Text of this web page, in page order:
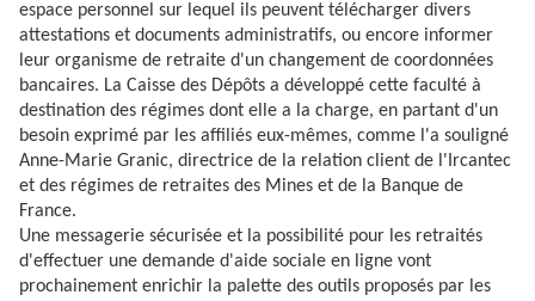
espace personnel sur lequel ils peuvent télécharger divers
attestations et documents administratifs, ou encore informer
leur organisme de retraite d'un changement de coordonnées
bancaires. La Caisse des Dépôts a développé cette faculté à
destination des régimes dont elle a la charge, en partant d'un
besoin exprimé par les affiliés eux-mêmes, comme l'a souligné
Anne-Marie Granic, directrice de la relation client de l'Ircantec
et des régimes de retraites des Mines et de la Banque de
France.
Une messagerie sécurisée et la possibilité pour les retraités
d'effectuer une demande d'aide sociale en ligne vont
prochainement enrichir la palette des outils proposés par les